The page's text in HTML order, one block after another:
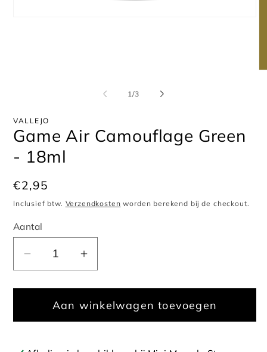
1/van
3
VALLEJO
Game Air Camouflage Green
- 18ml
Normale
prijs
€2,95
Inclusief btw. Verzendkosten worden berekend bij de checkout.
Aantal
Aantal
voor
Game
Air
Aantal
voor
Game
Air
Aan winkelwagen toevoegen